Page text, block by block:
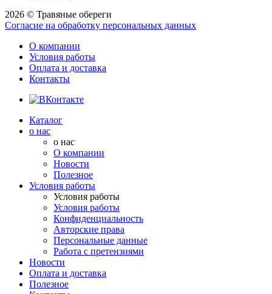
2026 © Травяные обереги
Согласие на обработку персональных данных
О компании
Условия работы
Оплата и доставка
Контакты
Каталог
о нас
о нас
О компании
Новости
Полезное
Условия работы
Условия работы
Условия работы
Конфиденциальность
Авторские права
Персональные данные
Работа с претензиями
Новости
Оплата и доставка
Полезное